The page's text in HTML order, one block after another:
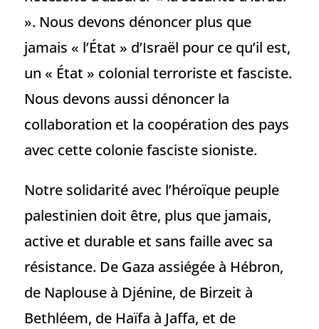
». Nous devons dénoncer plus que
jamais « l’État » d’Israël pour ce qu’il est,
un « État » colonial terroriste et fasciste.
Nous devons aussi dénoncer la
collaboration et la coopération des pays
avec cette colonie fasciste sioniste.
Notre solidarité avec l’héroïque peuple
palestinien doit être, plus que jamais,
active et durable et sans faille avec sa
résistance. De Gaza assiégée à Hébron,
de Naplouse à Djénine, de Birzeit à
Bethléem, de Haïfa à Jaffa, et de